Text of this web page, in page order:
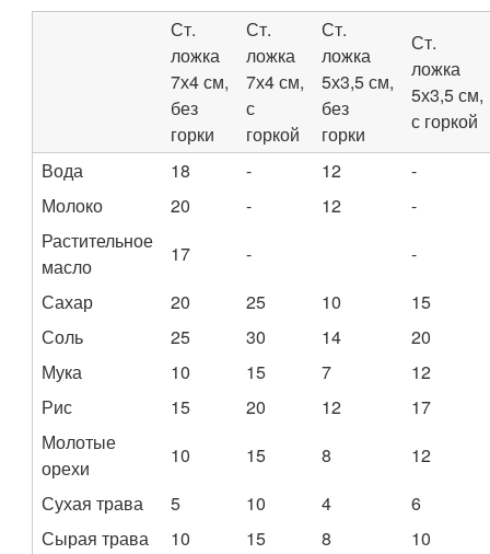
Ст.
ложка
7х4 см,
без
горки
Ст.
ложка
7х4 см,
с
горкой
Ст.
ложка
5х3,5 см,
без
горки
Ст.
ложка
5х3,5 см,
с горкой
Вода
18 - 12
-
Молоко
20 - 12
-
Растительное
масло
17 -
-
Сахар
20 25 10
15
Соль
25 30 14
20
Мука
10 15 7
12
Рис
15 20 12
17
Молотые
орехи
10 15 8
12
Сухая трава
5 10 4
6
Сырая трава
10 15 8 10